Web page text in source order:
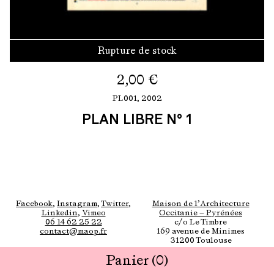
Rupture de stock
2,00 €
PL001, 2002
PLAN LIBRE N° 1
Panier (0)
Facebook, Instagram, Twitter,
Linkedin, Vimeo
Maison de l’Architecture
Occitanie — Pyrénées
06 14 62 25 22
contact@maop.fr
c/o Le Timbre
169 avenue de Minimes
31200 Toulouse